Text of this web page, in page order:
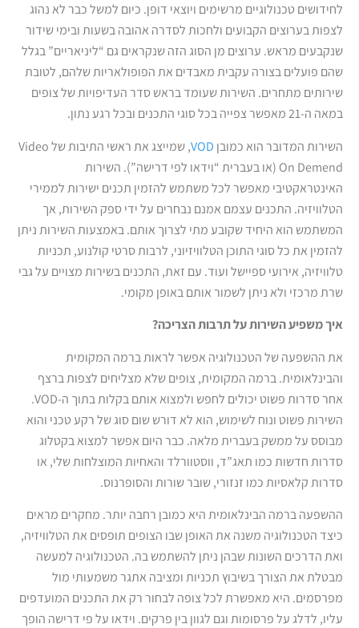
לחידושים טכנולוגיים מרשימים ויוצאי דופן. כיום למשל כבר לא נהוג
לצפות בערוצים הקבועים ולחכות לסדרה אהובה בשעות ובימי שידור
שנקבעים מראש. ערוצים מן הסוג הזה שנקראים גם “ליניאריים” בגלל
שהם פועלים בצורה עקבית מאבדים את הפופולאריות שלהם, לטובת
שירותים מתחרים. השירות שעומד בראש סדר העדיפויות של צופים
במאה ה-21 מאפשר צפייה בכל סוגי התכנים ובכל רגע נתון.
השירות המדובר הוא כמובןVOD
, שמייצג את ראשי התיבות של Video
On Demend (או בעברית “וידאו לפי דרישה”). השירות
האינטראקטיבי מאפשר לכל משתמש להזמין תכנים ישירות לממירי
הטלוויזיה. התכנים עצמם אמנם נבחרים על ידי ספק השירות, אך
המשתמש הוא היחיד שקובע מתי לצרוך אותם. באמצעות השירות ניתן
להזמין את כל סוגי התוכן הטלוויזיוני, לרבות סרטי קולנוע, תכניות
טלוויזיה, אירועי ספיישל ועוד. עם זאת, התכנים בשירות מצויים על גבי
שרת מרכזי ולא ניתן לשמור אותם באופן מקומי.
איך משפיע השירות על תרבות הצריכה?
את ההשפעה של הטכנולוגיה אפשר לראות ברמה המקומית
והבינלאומית. ברמה המקומית, צופים שלא מצליחים לצפות ברצף
אחר סדרות פשוט יכולים לחפש ולמצוא אותם בקלות בתוך ה-VOD.
השירות פשוט ונוח לשימוש, הוא לא דורש שום סוג של רקע טכני והוא
מבוסס על ממשק בעברית מלאה. כבר היום אפשר למצוא בקטלוג
סדרות חדשות כמו תאג”ד, ווסטוורלד והאחיות המוצלחות שלי, או
סדרות קלאסיות כמו זנזורי, שובר שורות והסופרנוס.
ההשפעה ברמה הבינלאומית היא כמובן רחבה יותר. מחקרים מראים
כיצד הטכנולוגיה משנה את האופן שבו הצופים תופסים את הטלוויזיה,
ואת הדרכים השונות שבהן ניתן להשתמש בה. הטכנולוגיה למעשה
מבטלת את הצורך בשיבוץ תכניות ומציבה אתגר משמעותי מול
מפרסמים. היא מאפשרת לכל צופה לבחור רק את התכנים המועדפים
עליו, לדלג על פרסומות וגם לגוון בין פרקים. וידאו על פי דרישה הופך